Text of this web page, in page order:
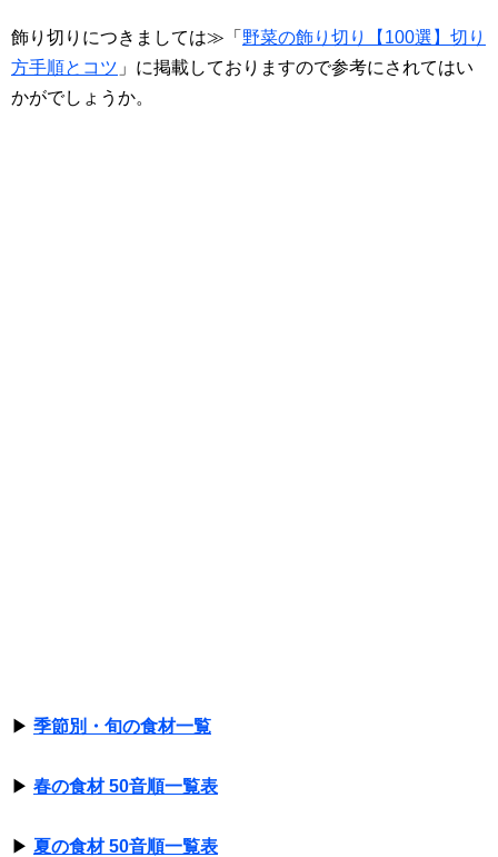
飾り切りにつきましては≫「 野菜の飾り切り【100選】切り
方手順とコツ 」に掲載しておりますので参考にされてはい
かがでしょうか。
▶ 季節別・旬の食材一覧
▶ 春の食材 50音順一覧表
▶ 夏の食材 50音順一覧表